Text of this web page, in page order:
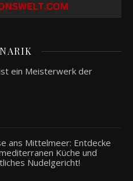
ein Meisterwerk der
ans Mittelmeer: Entdecke
Küche und
Nudelgericht!